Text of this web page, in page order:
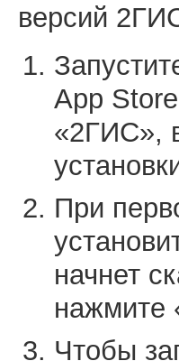
версий
App
«2ГИС»,
При
начнет
нажмите
Чтобы